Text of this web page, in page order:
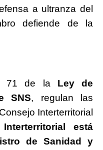
a ultranza del
defiende de la
71 de la Ley de
SNS, regulan las
Interterritorial
está
de Sanidad y